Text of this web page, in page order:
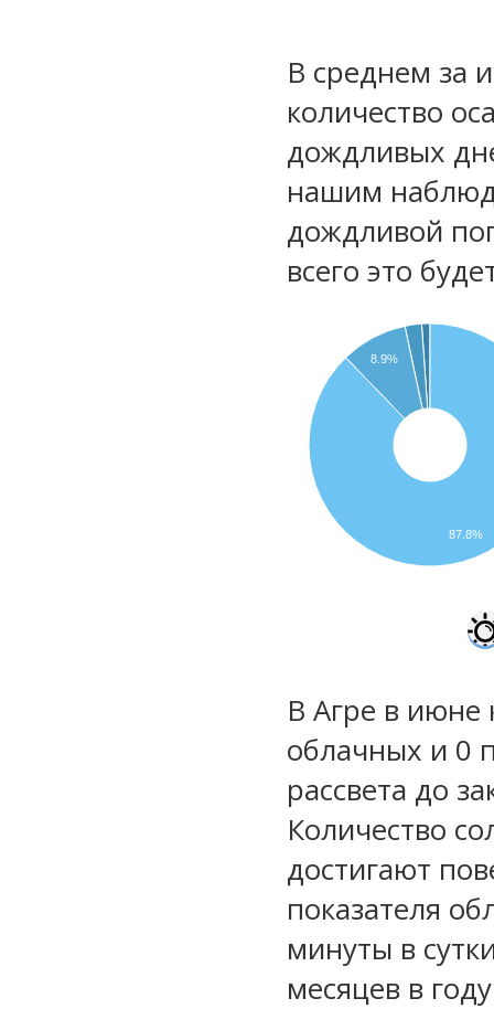
В среднем за
количество
дождливых
нашим
дождливой
всего это
8.9%
87.8%
В Агре в июне
облачных и 0
рассвета до
Количество
достигают
показателя
минуты в
месяцев в